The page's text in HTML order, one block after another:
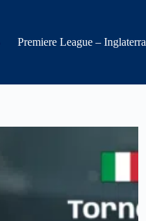
Premiere League – Inglaterra